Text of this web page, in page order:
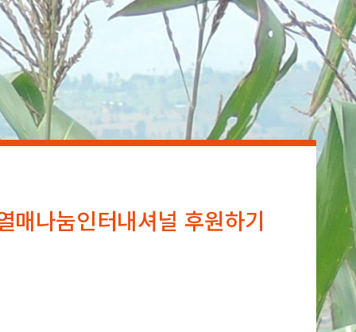
매나눔인터내셔널 후원하기